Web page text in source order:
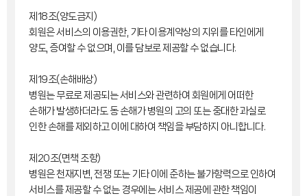
제18조(양도금지)
회원은 서비스의 이용권한, 기타 이용계약상의 지위를 타인에게
양도, 증여할 수 없으며, 이를 담보로 제공할 수 없습니다.
제19조(손해배상)
병원는 무료로 제공되는 서비스와 관련하여 회원에게 어떠한
손해가 발생하더라도 동 손해가 병원의 고의 또는 중대한 과실로
인한 손해를 제외하고 이에 대하여 책임을 부담하지 아니합니다.
제20조(면책 조항)
병원은 천재지변, 전쟁 또는 기타 이에 준하는 불가항력으로 인하여
서비스를 제공할 수 없는 경우에는 서비스 제공에 관한 책임이